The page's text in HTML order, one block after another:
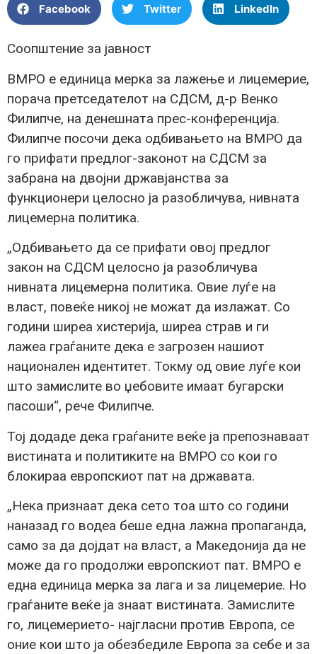
Facebook Twitter LinkedIn
Соопштение за јавност
ВМРО е единица мерка за лажење и лицемерие,
порача претседателот на СДСМ, д-р Венко
Филипче, на денешната прес-конференција.
Филипче посочи дека одбивањето на ВМРО да
го прифати предлог-законот на СДСМ за
забрана на двојни државјанства за
функционери целосно ја разобличува, нивната
лицемерна политика.
„Одбивањето да се прифати овој предлог
закон на СДСМ целосно ја разобличува
нивната лицемерна политика. Овие луѓе на
власт, повеќе никој не можат да излажат. Со
години ширеа хистерија, ширеа страв и ги
лажеа граѓаните дека е загрозен нашиот
национален идентитет. Токму од овие луѓе кои
што замислите во џебовите имаат бугарски
пасоши“, рече Филипче.
Тој додаде дека граѓаните веќе ја препознаваат
вистината и политиките на ВМРО со кои го
блокираа европскиот пат на државата.
„Нека признаат дека сето тоа што со години
наназад го водеа беше една лажна пропаганда,
само за да дојдат на власт, а Македонија да не
може да го продолжи европскиот пат. ВМРО е
една единица мерка за лага и за лицемерие. Но
граѓаните веќе ја знаат вистината. Замислите
го, лицемерието- најгласни против Европа, се
оние кои што ја обезбедиле Европа за себе и за